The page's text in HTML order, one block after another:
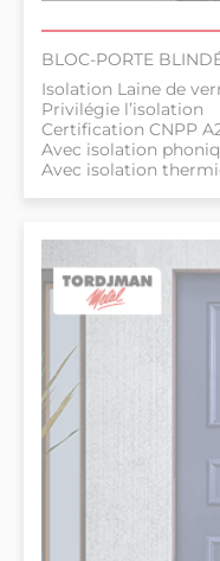
BLOC-PORTE
Isolation Laine de
Privilégie l’isolation
Certification CNPP
Avec isolation
Avec isolation